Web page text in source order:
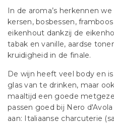
In de aroma’s herkennen
kersen, bosbessen,
eikenhout dankzij de
tabak en vanille, aardse
kruidigheid in de finale.
De wijn heeft veel body en
glas van te drinken, maar
maaltijd een goede
passen goed bij Nero
aan: Italiaanse charcuterie